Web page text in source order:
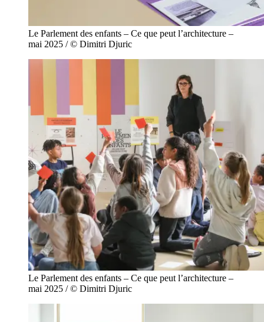
Le Parlement des enfants – Ce que peut l’architecture –
mai 2025 / © Dimitri Djuric
Le Parlement des enfants – Ce que peut l’architecture –
mai 2025 / © Dimitri Djuric